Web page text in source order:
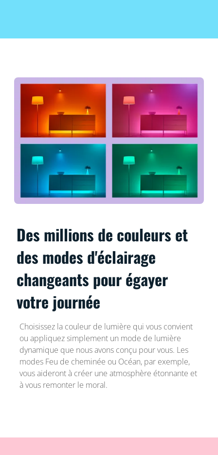
Des millions de couleurs et
des modes d'éclairage
changeants pour égayer
votre journée
Choisissez la couleur de lumière qui vous convient
ou appliquez simplement un mode de lumière
dynamique que nous avons conçu pour vous. Les
modes Feu de cheminée ou Océan, par exemple,
vous aideront à créer une atmosphère étonnante et
à vous remonter le moral.